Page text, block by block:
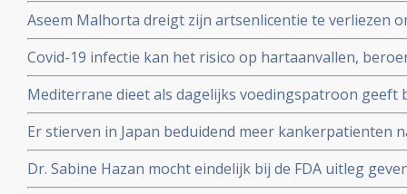
immuunreacties op de herpesvirussen Epstein-Barr-
patienten met aanhoudende Long Covid
Aseem Malhorta dreigt zijn artsenlicentie te verliezen
Covid mRNA vaccins ter discussie stelde in een
jarige leeftijd plotseling overleedt aan een hartaanval
Covid-19 infectie kan het risico op hartaanvallen,
gedurende drie jaar na een infectie verhogen
Mediterrane dieet als dagelijks voedingspatroon geeft
coronavirus - Covid-19 blijkt uit meta analyse van 6
Er stierven in Japan beduidend meer kankerpatienten
vaccinatie in vergelijking met andere jaren
Dr. Sabine Hazan mocht eindelijk bij de FDA uitleg
complementaire middelen en de samenstelling van de